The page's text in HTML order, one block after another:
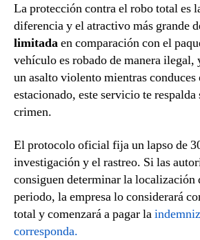
La protección contra el robo total es
diferencia y el atractivo más grande
limitadaen comparación con el
vehículo es robado de manera ilegal,
un asalto violento mientras conduces
estacionado, este servicio te
crimen.
El protocolo oficial fija un lapso de
investigación y el rastreo. Si las
consiguen determinar la localización
periodo, la empresa lo considerará
total y comenzará a pagar la
corresponda.